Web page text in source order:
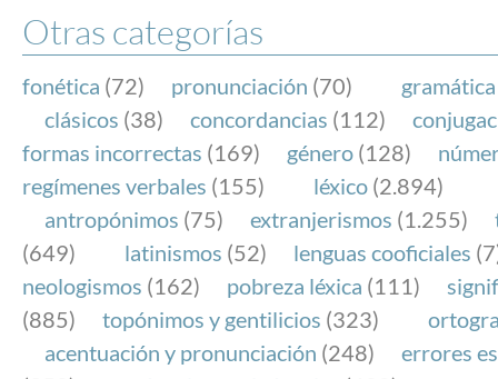
NOTICIAS
SOBRE LA FUNDÉURAE
FundéuRAE es una fundación patrocinada por la
y la Real Academia Española, cuyo objetivo es
el buen uso del español en los medios de
Internet.
Otras categorías
fonética (72) pronunciación (70) gramática
clásicos (38) concordancias (112)
formas incorrectas (169) género (128)
regímenes verbales (155) léxico (2.894)
antropónimos (75) extranjerismos (1.255)
(649)
latinismos (52) lenguas cooficiales
neologismos (162) pobreza léxica (111)
(885)
topónimos y gentilicios (323)
acentuación y pronunciación (248)
errores